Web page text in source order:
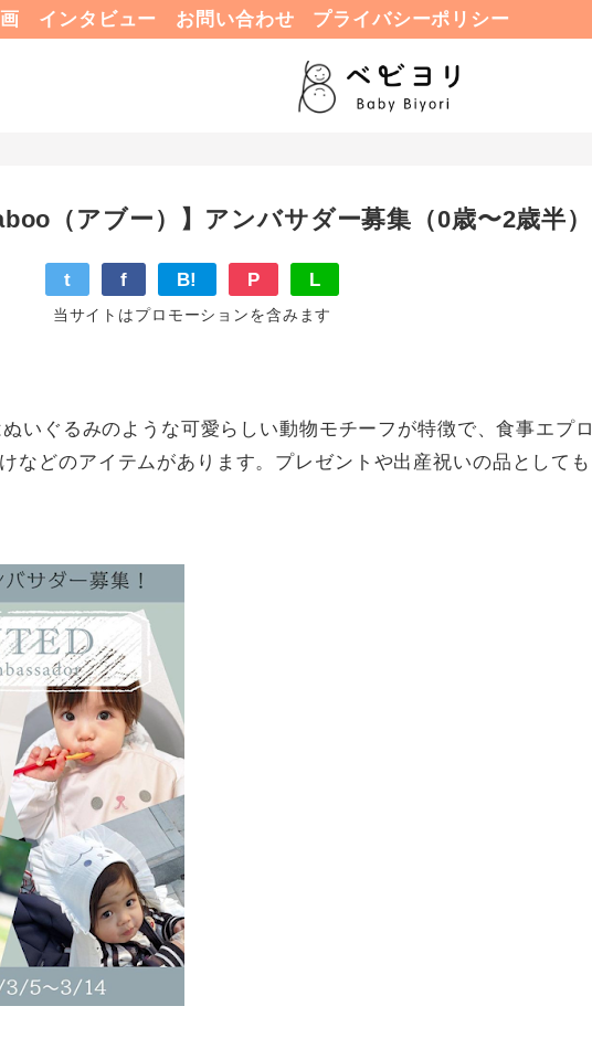
インタビュー お問い合わせ プライバシーポリシー
（アブー）】アンバサダー募集（0歳〜2歳半）
t f B! P L
当サイトはプロモーションを含みます
いぐるみのような可愛らしい動物モチーフが特徴で、食事エプロ
などのアイテムがあります。プレゼントや出産祝いの品としても